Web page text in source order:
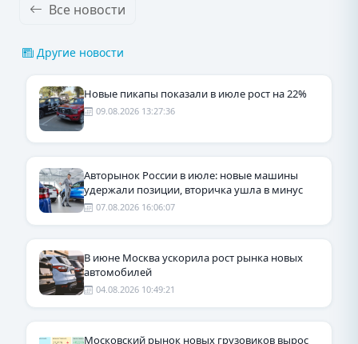
Все новости
Другие новости
Новые пикапы показали в июле рост на 22%
09.08.2026 13:27:36
Авторынок России в июле: новые машины
удержали позиции, вторичка ушла в минус
07.08.2026 16:06:07
В июне Москва ускорила рост рынка новых
автомобилей
04.08.2026 10:49:21
Московский рынок новых грузовиков вырос